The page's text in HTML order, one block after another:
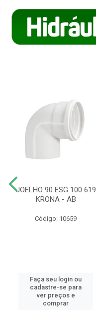
JOELHO 90 ESG 100 619
KRONA - AB
Código: 10659
Faça seu login ou
cadastre-se para
ver preços e
comprar